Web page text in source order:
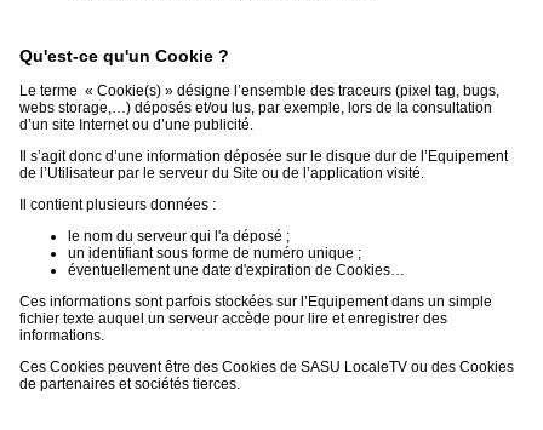
Qu'est-ce qu'un Cookie ?
Le terme « Cookie(s) » désigne l’ensemble des traceurs (pixel tag, bugs,
webs storage,…) déposés et/ou lus, par exemple, lors de la consultation
d’un site Internet ou d’une publicité.
Il s’agit donc d’une information déposée sur le disque dur de l’Equipement
de l’Utilisateur par le serveur du Site ou de l’application visité.
Il contient plusieurs données :
le nom du serveur qui l'a déposé ;
un identifiant sous forme de numéro unique ;
éventuellement une date d'expiration de Cookies…
Ces informations sont parfois stockées sur l’Equipement dans un simple
fichier texte auquel un serveur accède pour lire et enregistrer des
informations.
Ces Cookies peuvent être des Cookies de SASU LocaleTV ou des Cookies
de partenaires et sociétés tierces.